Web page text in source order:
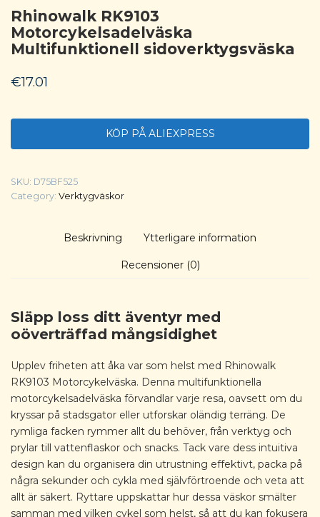
Rhinowalk RK9103 ​​
Motorcykelsadelväska
Multifunktionell sidoverktygsväska
€17.01
KÖP PÅ ALIEXPRESS
SKU: D75BF525
Category: Verktygväskor
Beskrivning Ytterligare information
Recensioner (0)
Släpp loss ditt äventyr med
oöverträffad mångsidighet
Upplev friheten att åka var som helst med Rhinowalk
RK9103 Motorcykelväska. Denna multifunktionella
motorcykelsadelväska förvandlar varje resa, oavsett om du
kryssar på stadsgator eller utforskar oländig terräng. De
rymliga facken rymmer allt du behöver, från verktyg och
prylar till vattenflaskor och snacks. Tack vare dess intuitiva
design kan du organisera din utrustning effektivt, packa på
några sekunder och cykla med självförtroende och veta att
allt är säkert. Ryttare uppskattar hur dessa väskor smälter
samman med vilken cykel som helst, så att du kan fokusera